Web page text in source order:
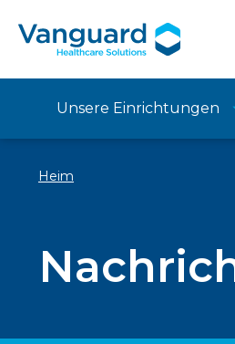
Unsere Einrichtungen
Heim